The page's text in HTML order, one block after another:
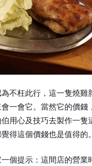
不枉此行，這一隻燒雞
一會它。當然它的價錢
用心及技巧去製作一隻
得這個價錢也是值得的。
個提示：這間店的營業